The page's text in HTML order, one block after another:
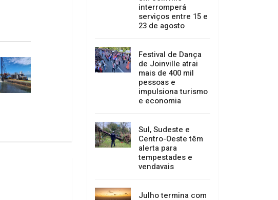
Migração do
sistema tributário
em Joinville
23 de agosto
Festival de Dança
de Joinville atrai
mais de 400 mil
e economia
Sul, Sudeste e
Centro-Oeste têm
vendavais